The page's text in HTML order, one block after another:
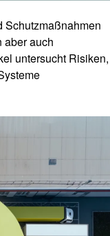
Schutzmaßnahmen
aber auch
untersucht Risiken,